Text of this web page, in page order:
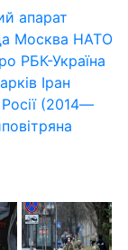
апарат
Москва НАТО
РБК-Україна
Іран
(2014—